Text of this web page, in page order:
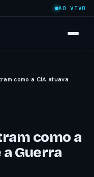
AO VIVO
como a CIA atuava
como a
a Guerra